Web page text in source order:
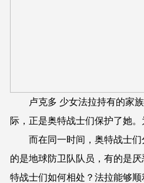
卢克多 少女法拉持有的家族
际，正是奥特战士们保护了她
而在同一时间，奥特战士们
的是地球防卫队队员，有的是
特战士们如何相处？法拉能够